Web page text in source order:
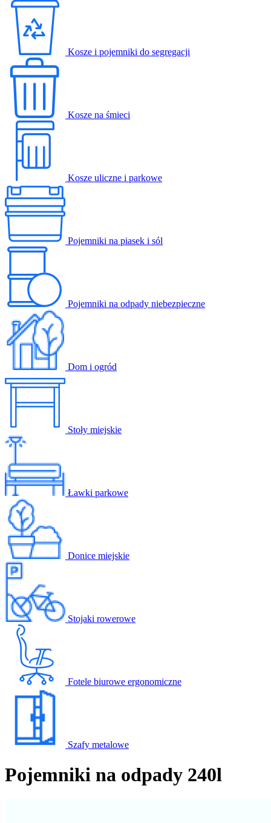
Kosze i pojemniki do segregacji
Kosze na śmieci
Kosze uliczne i parkowe
Pojemniki na piasek i sól
Pojemniki na odpady niebezpieczne
Dom i ogród
Stoły miejskie
Ławki parkowe
Donice miejskie
Stojaki rowerowe
Fotele biurowe ergonomiczne
Szafy metalowe
Pojemniki na odpady 240l